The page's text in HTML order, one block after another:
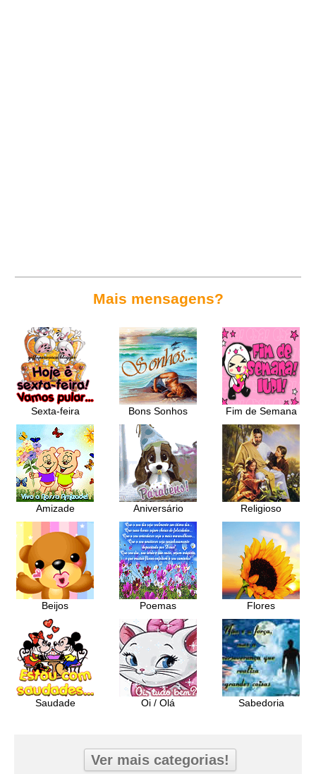
Mais mensagens?
Sexta-feira Bons Sonhos Fim de Semana
Amizade Aniversário Religioso
Beijos Poemas Flores
Saudade Oi / Olá Sabedoria
Ver mais categorias!